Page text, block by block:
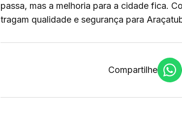
passa, mas a melhoria para a cidade fica.
tragam qualidade e segurança para
Compartilhe